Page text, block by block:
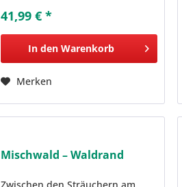
41,99 € *
In den Warenkorb
Merken
Mischwald – Waldrand